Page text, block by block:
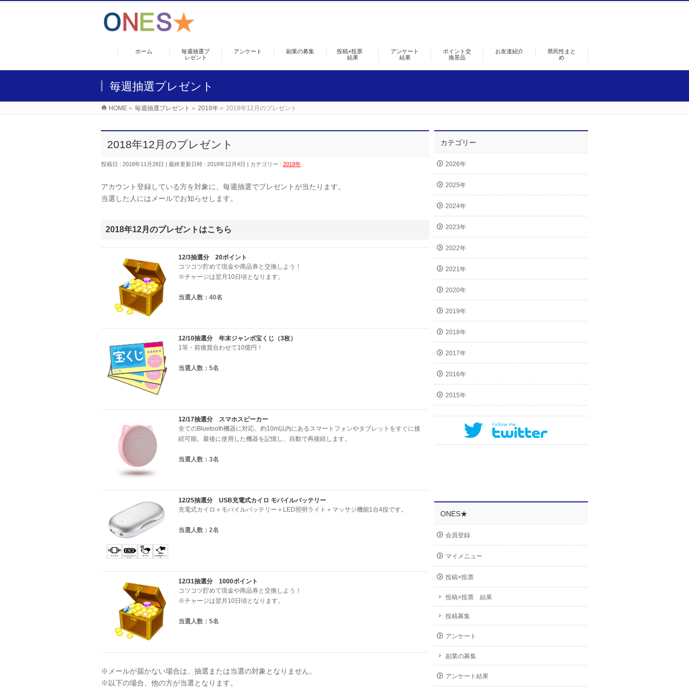
ホーム
毎週抽選プ
レゼント
アンケート 副業の募集
投稿×投票
結果
アンケート
結果
ポイント交
換景品
お友達紹介
県民性まと
め
毎週抽選プレゼント
HOME » 毎週抽選プレゼント » 2018年 » 2018年12月のプレゼント
2018年12月のプレゼント
投稿日 : 2018年11月28日 最終更新日時 : 2018年12月4日 カテゴリー : 2018年
アカウント登録している方を対象に、毎週抽選でプレゼントが当たります。
当選した人にはメールでお知らせします。
2018年12月のプレゼントはこちら
12/3抽選分 20ポイント
コツコツ貯めて現金や商品券と交換しよう！
※チャージは翌月10日頃となります。
当選人数：40名
12/10抽選分 年末ジャンボ宝くじ（3枚）
1等・前後賞合わせて10億円！
当選人数：5名
12/17抽選分 スマホスピーカー
全てのBluetooth機器に対応。約10m以内にあるスマートフォンやタブレットをすぐに接
続可能。最後に使用した機器を記憶し、自動で再接続します。
当選人数：3名
12/25抽選分 USB充電式カイロ モバイルバッテリー
充電式カイロ＋モバイルバッテリー＋LED照明ライト＋マッサジ機能1台4役です。
当選人数：2名
12/31抽選分 1000ポイント
コツコツ貯めて現金や商品券と交換しよう！
※チャージは翌月10日頃となります。
当選人数：5名
※メールが届かない場合は、抽選または当選の対象となりません。
※以下の場合、他の方が当選となります。
カテゴリー
2026年
2025年
2024年
2023年
2022年
2021年
2020年
2019年
2018年
2017年
2016年
2015年
ONES★
会員登録
マイメニュー
投稿×投票
投稿×投票 結果
投稿募集
アンケート
副業の募集
アンケート結果